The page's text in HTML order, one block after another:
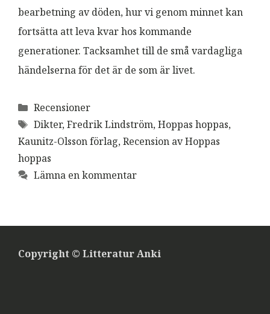
bearbetning av döden, hur vi genom minnet kan
fortsätta att leva kvar hos kommande
generationer. Tacksamhet till de små vardagliga
händelserna för det är de som är livet.
Kategorier
Recensioner
Etiketter
Dikter,Fredrik Lindström,Hoppas hoppas,
Kaunitz-Olsson förlag,Recension av Hoppas
hoppas
Lämna en kommentar
Copyright © Litteratur Anki